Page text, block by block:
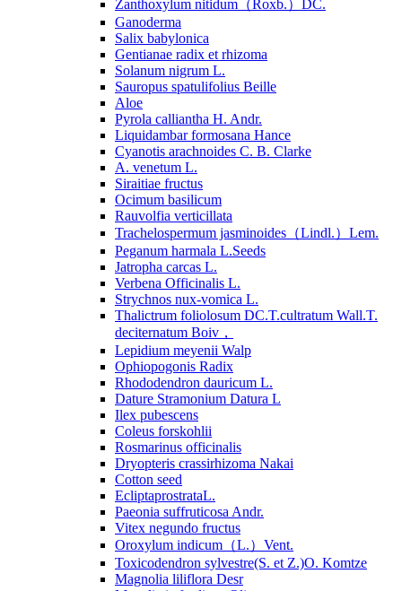
Zanthoxylum nitidum（Roxb.）DC.
Ganoderma
Salix babylonica
Gentianae radix et rhizoma
Solanum nigrum L.
Sauropus spatulifolius Beille
Aloe
Pyrola calliantha H. Andr.
Liquidambar formosana Hance
Cyanotis arachnoides C. B. Clarke
A. venetum L.
Siraitiae fructus
Ocimum basilicum
Rauvolfia verticillata
Trachelospermum jasminoides（Lindl.）Lem.
Peganum harmala L.Seeds
Jatropha carcas L.
Verbena Officinalis L.
Strychnos nux-vomica L.
Thalictrum foliolosum DC.T.cultratum Wall.T.
deciternatum Boiv，
Lepidium meyenii Walp
Ophiopogonis Radix
Rhododendron dauricum L.
Dature Stramonium Datura L
Ilex pubescens
Coleus forskohlii
Rosmarinus officinalis
Dryopteris crassirhizoma Nakai
Cotton seed
EcliptaprostrataL.
Paeonia suffruticosa Andr.
Vitex negundo fructus
Oroxylum indicum（L.）Vent.
Toxicodendron sylvestre(S. et Z.)O. Komtze
Magnolia liliflora Desr